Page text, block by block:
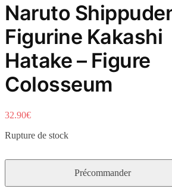
Naruto
Figurine Kakashi
Hatake – Figure
Colosseum
32.90€
Rupture de stock